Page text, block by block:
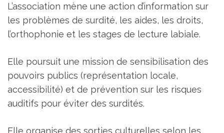
L’association mène une action d’information sur
les problèmes de surdité, les aides, les droits,
l’orthophonie et les stages de lecture labiale.
Elle poursuit une mission de sensibilisation des
pouvoirs publics (représentation locale,
accessibilité) et de prévention sur les risques
auditifs pour éviter des surdités.
Elle organise des sorties culturelles selon les